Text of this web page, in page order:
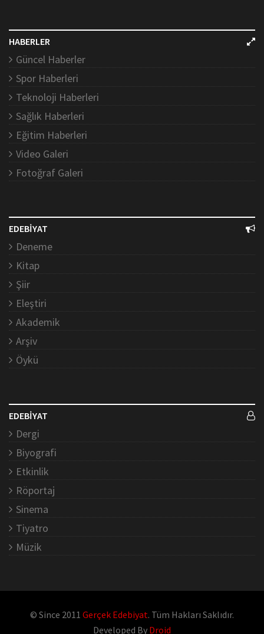
HABERLER
Güncel Haberler
Spor Haberleri
Teknoloji Haberleri
Sağlık Haberleri
Eğitim Haberleri
Video Galeri
Fotoğraf Galeri
EDEBİYAT
Deneme
Kitap
Şiir
Eleştiri
Akademik
Arşiv
Öykü
EDEBİYAT
Dergi
Biyografi
Etkinlik
Röportaj
Sinema
Tiyatro
Müzik
© Since 2011 Gerçek Edebiyat. Tüm Hakları Saklıdır.
Developed By Droid